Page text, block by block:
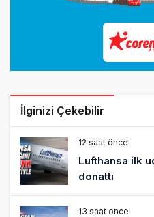
İlginizi Çekebilir
12 saat önce
Lufthansa ilk
donattı
13 saat önce